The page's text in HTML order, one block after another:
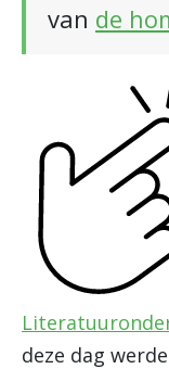
van de
deze dag